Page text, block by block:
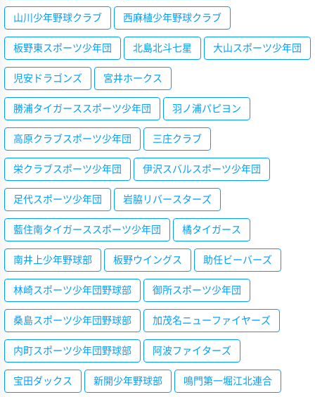
山川少年野球クラブ 西麻植少年野球クラブ
板野東スポーツ少年団 北島北斗七星 大山スポーツ少年団
児安ドラゴンズ 宮井ホークス
勝浦タイガーススポーツ少年団 羽ノ浦パピヨン
高原クラブスポーツ少年団 三庄クラブ
栄クラブスポーツ少年団 伊沢スバルスポーツ少年団
足代スポーツ少年団 岩脇リバースターズ
藍住南タイガーススポーツ少年団 橘タイガース
南井上少年野球部 板野ウイングス 助任ビーバーズ
林崎スポーツ少年団野球部 御所スポーツ少年団
桑島スポーツ少年団野球部 加茂名ニューファイヤーズ
内町スポーツ少年団野球部 阿波ファイターズ
宝田ダックス 新開少年野球部 鳴門第一堀江北連合